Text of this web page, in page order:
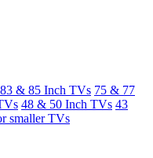
83 & 85 Inch TVs 75 & 77
48 & 50 Inch TVs 43
smaller TVs